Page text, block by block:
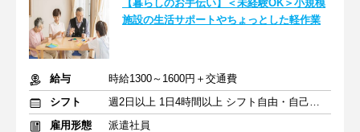
【暮らしのお手伝い】＜未経験OK＞小規模
施設の生活サポートやちょっとした軽作業
給与
時給1300～1600円＋交通費
シフト
週2日以上 1日4時間以上 シフト自由・自己申告
雇用形態
派遣社員